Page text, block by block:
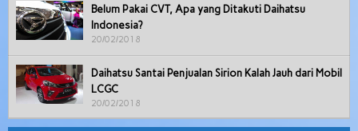
Belum Pakai CVT, Apa yang Ditakuti Daihatsu
Indonesia?
20/02/2018
Daihatsu Santai Penjualan Sirion Kalah Jauh dari Mobil
LCGC
20/02/2018